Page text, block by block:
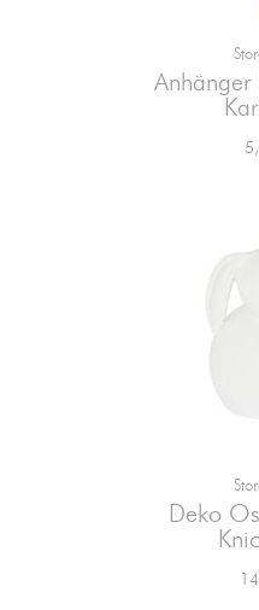
Anhänger
Deko